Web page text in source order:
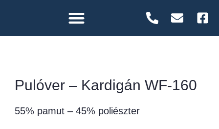
Pulóver – Kardigán WF-160
55% pamut – 45% poliészter